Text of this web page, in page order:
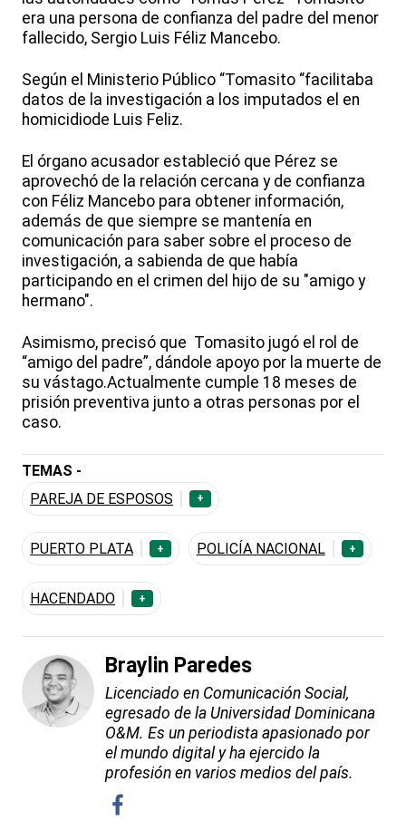
era una persona de confianza del padre del menor
fallecido, Sergio Luis Féliz Mancebo.
Según el Ministerio Público “Tomasito “facilitaba
datos de la investigación a los imputados el en
homicidiode Luis Feliz.
El órgano acusador estableció que Pérez se
aprovechó de la relación cercana y de confianza
con Féliz Mancebo para obtener información,
además de que siempre se mantenía en
comunicación para saber sobre el proceso de
investigación, a sabienda de que había
participando en el crimen del hijo de su "amigo y
hermano".
Asimismo, precisó que Tomasito jugó el rol de
“amigo del padre”, dándole apoyo por la muerte de
su vástago.Actualmente cumple 18 meses de
prisión preventiva junto a otras personas por el
caso.
TEMAS -
PAREJA DE ESPOSOS
+
PUERTO PLATA + POLICÍA NACIONAL +
HACENDADO +
Braylin Paredes
Licenciado en Comunicación Social,
egresado de la Universidad Dominicana
O&M. Es un periodista apasionado por
el mundo digital y ha ejercido la
profesión en varios medios del país.